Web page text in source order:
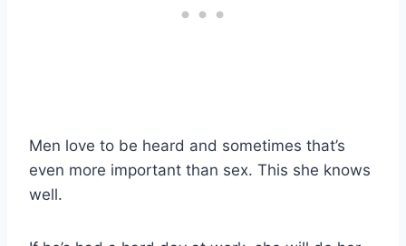
Men love to be heard and sometimes that’s
even more important than sex. This she knows
well.